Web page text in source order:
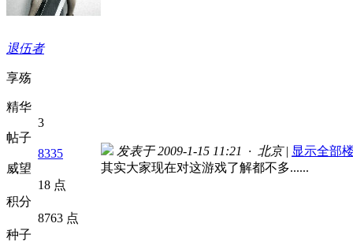
退伍者
享殇
精华
3
帖子
8335
威望
18 点
积分
8763 点
种子
发表于 2009-1-15 11:21 · 北京 | 显示全部
其实大家现在对这游戏了解都不多......